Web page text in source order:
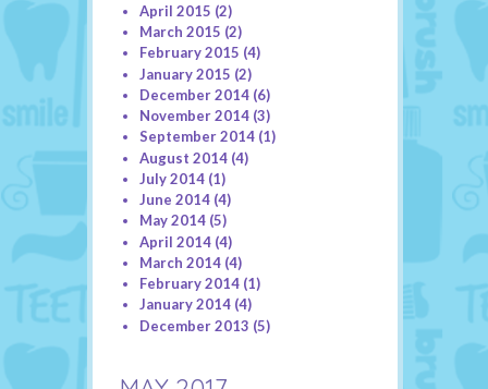
April 2015 (2)
March 2015 (2)
February 2015 (4)
January 2015 (2)
December 2014(6)
November 2014(3)
September 2014(1)
August 2014(4)
July 2014(1)
June 2014(4)
May 2014(5)
April 2014(4)
March 2014(4)
February 2014(1)
January 2014(4)
December 2013 (5)